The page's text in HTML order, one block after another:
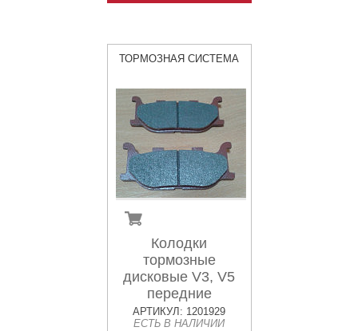
ТОРМОЗНАЯ СИСТЕМА
Колодки
тормозные
дисковые V3, V5
передние
АРТИКУЛ: 1201929
ЕСТЬ В НАЛИЧИИ